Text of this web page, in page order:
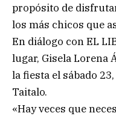
propósito de
los más chicos que
En diálogo con EL
lugar, Gisela Lorena
la fiesta el sábado
Taitalo.
«Hay veces que